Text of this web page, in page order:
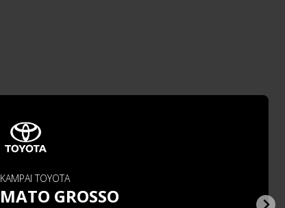
KAMPAI TOYOTA
MATO GROSSO